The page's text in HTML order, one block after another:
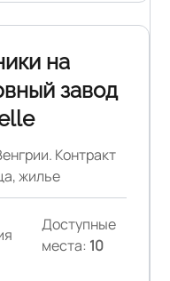
на
завод
Контракт
жилье
Доступные
места: 10